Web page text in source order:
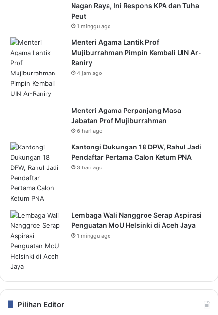
Nagan Raya, Ini Respons KPA dan Tuha
Peut
1 minggu ago
Menteri Agama Lantik Prof
Mujiburrahman Pimpin Kembali UIN Ar-
Raniry
4 jam ago
Menteri Agama Perpanjang Masa
Jabatan Prof Mujiburrahman
6 hari ago
Kantongi Dukungan 18 DPW, Rahul Jadi
Pendaftar Pertama Calon Ketum PNA
3 hari ago
Lembaga Wali Nanggroe Serap Aspirasi
Penguatan MoU Helsinki di Aceh Jaya
1 minggu ago
Pilihan Editor